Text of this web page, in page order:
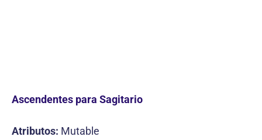
Ascendentes para Sagitario
Atributos: Mutable